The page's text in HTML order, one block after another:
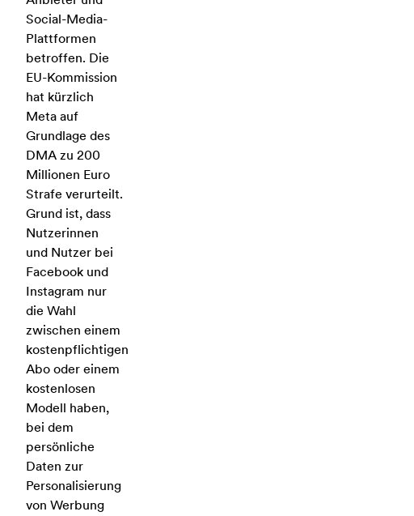
Social-Media-
Plattformen
betroffen. Die
EU-Kommission
hat kürzlich
Meta auf
Grundlage des
DMA zu 200
Millionen Euro
Strafe verurteilt.
Grund ist, dass
Nutzerinnen
und Nutzer bei
Facebook und
Instagram nur
die Wahl
zwischen einem
kostenpflichtigen
Abo oder einem
kostenlosen
Modell haben,
bei dem
persönliche
Daten zur
Personalisierung
von Werbung